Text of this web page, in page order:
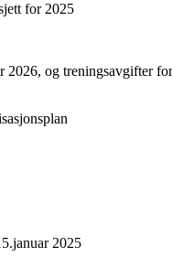
for 2025
og treningsavgifter for
2025